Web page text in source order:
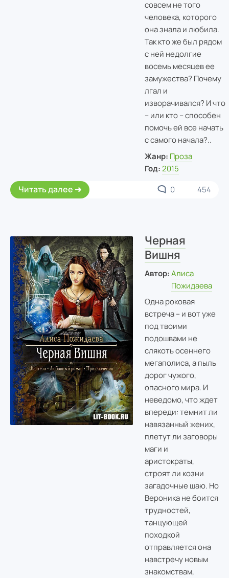
совсем не того
человека, которого
она знала и любила.
Так кто же был рядом
с ней недолгие
восемь месяцев ее
замужества? Почему
лгал и
изворачивался? И что
– или кто – способен
помочь ей все начать
с самого начала?..
Жанр: Проза
Год: 2015
Читать далее 0 454
Черная
Вишня
Автор: Алиса
Пожидаева
Одна роковая
встреча – и вот уже
под твоими
подошвами не
слякоть осеннего
мегаполиса, а пыль
дорог чужого,
опасного мира. И
неведомо, что ждет
впереди: темнит ли
навязанный жених,
плетут ли заговоры
маги и
аристократы,
строят ли козни
загадочные шаю. Но
Вероника не боится
трудностей,
танцующей
походкой
отправляется она
навстречу новым
знакомствам,